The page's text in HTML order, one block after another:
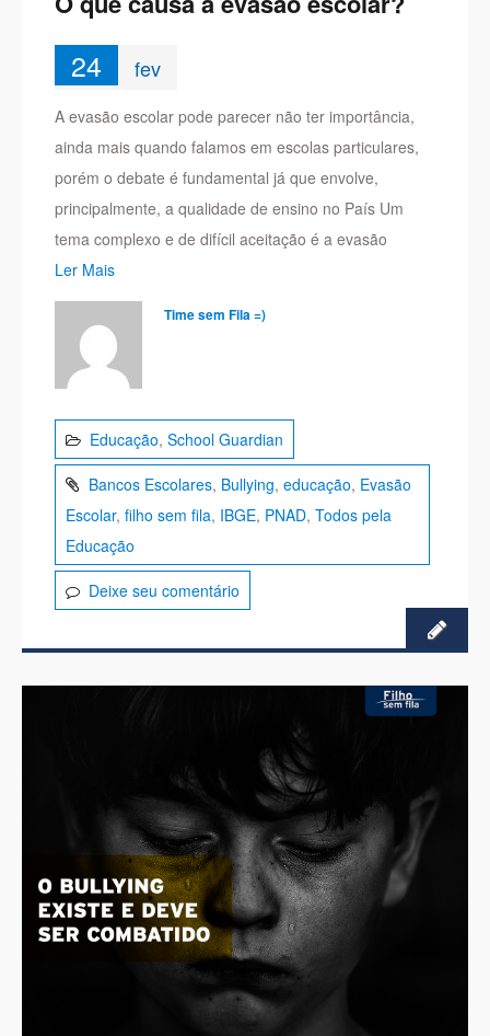
24 fev
A evasão escolar pode parecer não ter importância,
ainda mais quando falamos em escolas particulares,
porém o debate é fundamental já que envolve,
principalmente, a qualidade de ensino no País Um
tema complexo e de difícil aceitação é a evasão
Ler Mais
Time sem Fila =)
Educação,School Guardian
Bancos Escolares, Bullying,educação, Evasão
Escolar,filho sem fila, IBGE, PNAD,Todos pela
Educação
Deixe seu comentário